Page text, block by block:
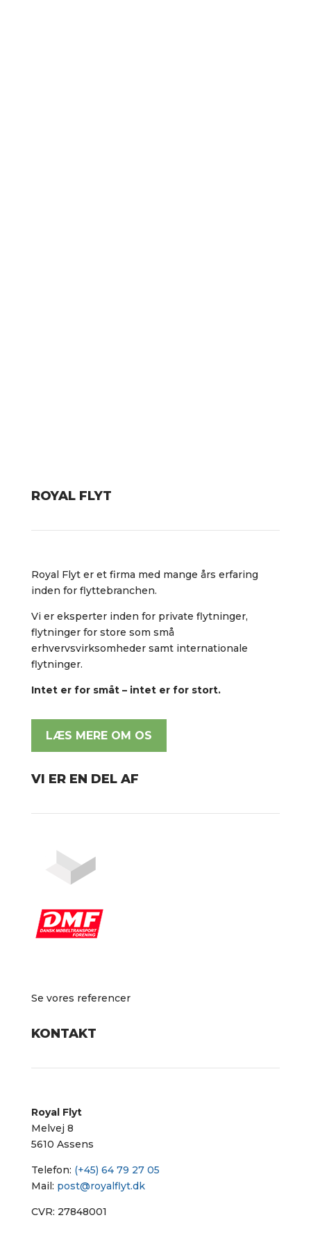
ROYAL FLYT
Royal Flyt er et firma med mange års erfaring
inden for flyttebranchen.
Vi er eksperter inden for private flytninger,
flytninger for store som små
erhvervsvirksomheder samt internationale
flytninger.
Intet er for småt – intet er for stort.
LÆS MERE OM OS
VI ER EN DEL AF
Se vores referencer
KONTAKT
Royal Flyt
Melvej 8
5610 Assens
Telefon: (+45) 64 79 27 05
Mail: post@royalflyt.dk
CVR: 27848001